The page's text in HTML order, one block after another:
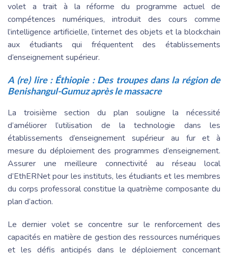
volet a trait à la réforme du programme actuel de
compétences numériques, introduit des cours comme
l’intelligence artificielle, l’internet des objets et la blockchain
aux étudiants qui fréquentent des établissements
d’enseignement supérieur.
A (re) lire : Éthiopie : Des troupes dans la région de
Benishangul-Gumuz après le massacre
La troisième section du plan souligne la nécessité
d’améliorer l’utilisation de la technologie dans les
établissements d’enseignement supérieur au fur et à
mesure du déploiement des programmes d’enseignement.
Assurer une meilleure connectivité au réseau local
d’EthERNet pour les instituts, les étudiants et les membres
du corps professoral constitue la quatrième composante du
plan d’action.
Le dernier volet se concentre sur le renforcement des
capacités en matière de gestion des ressources numériques
et les défis anticipés dans le déploiement concernant